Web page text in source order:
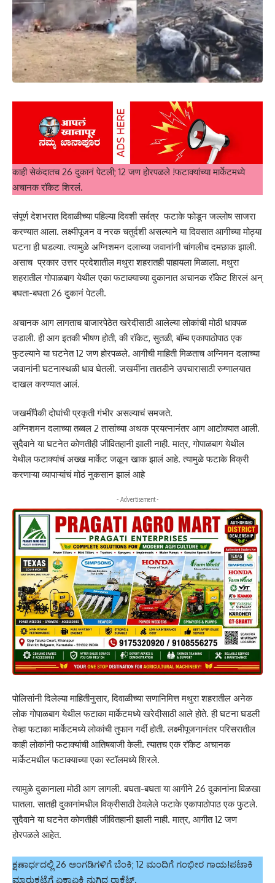
काही सेकंदातच 26 दुकानं पेटली; 12 जण होरपळले !फटाक्यांच्या मार्केटमध्ये
अचानक रॉकेट शिरलं.
संपूर्ण देशभरात दिवाळीच्या पहिल्या दिवशी सर्वत्र फटाके फोडून जल्लोष साजरा
करण्यात आला. लक्ष्मीपूजन व नरक चतुर्दशी असल्याने या दिवसात आगीच्या मोठ्या
घटना ही घडल्या. त्यामुळे अग्निशमन दलाच्या जवानांनी चांगलीच दमछाक झाली.
असाच प्रकार उत्तर प्रदेशातील मथुरा शहरातही पाहायला मिळाला. मथुरा
शहरातील गोपाळबाग येथील एका फटाक्याच्या दुकानात अचानक रॉकेट शिरलं अन्
बघता-बघता 26 दुकानं पेटली.
अचानक आग लागताच बाजारपेठेत खरेदीसाठी आलेल्या लोकांची मोठी धावपळ
उडाली. ही आग इतकी भीषण होती, की रॉकेट, सुतळी, बॉम्ब एकापाठोपाठ एक
फुटल्याने या घटनेत 12 जण होरपळले. आगीची माहिती मिळताच अग्निमन दलाच्या
जवानांनी घटनास्थळी धाव घेतली. जखमींना तातडीने उपचारासाठी रुग्णालयात
दाखल करण्यात आलं.
जखमींपैकी दोघांची प्रकृती गंभीर असल्याचं समजते.
अग्निशमन दलाच्या तब्बल 2 तासांच्या अथक प्रयत्नानंतर आग आटोक्यात आली.
सुदैवाने या घटनेत कोणतीही जीवितहानी झाली नाही. मात्र, गोपाळबाग येथील
येथील फटाक्यांचं अख्ख मार्केट जळून खाक झालं आहे. त्यामुळे फटाके विक्री
करणाऱ्या व्यापाऱ्यांचं मोठं नुकसान झालं आहे
- Advertisement -
पोलिसांनी दिलेल्या माहितीनुसार, दिवाळीच्या सणानिमित्त मथुरा शहरातील अनेक
लोक गोपाळबाग येथील फटाका मार्केटमध्ये खरेदीसाठी आले होते. ही घटना घडली
तेव्हा फटाका मार्केटमध्ये लोकांची तुफान गर्दी होती. लक्ष्मीपूजनानंतर परिसरातील
काही लोकांनी फटाक्यांची आतिषबाजी केली. त्यातच एक रॉकेट अचानक
मार्केटमधील फटाक्याच्या एका स्टॉलमध्ये शिरले.
त्यामुळे दुकानाला मोठी आग लागली. बघता-बघता या आगीने 26 दुकानांना विळखा
घातला. सातही दुकानांमधील विक्रीसाठी ठेवलेले फटाके एकापाठोपाठ एक फुटले.
सुदैवाने या घटनेत कोणतीही जीवितहानी झाली नाही. मात्र, आगीत 12 जण
होरपळले आहेत.
ಕ್ಷಣಾರ್ಧದಲ್ಲಿ 26 ಅಂಗಡಿಗಳಿಗೆ ಬೆಂಕಿ; 12 ಮಂದಿಗೆ ಗಂಭೀರ ಗಾಯ!ಪಟಾಕಿ
ಮಾರುಕಟ್ಟೆಗೆ ಏಕಾಏಕಿ ನುಗ್ಗಿದ ರಾಕೆಟ್.